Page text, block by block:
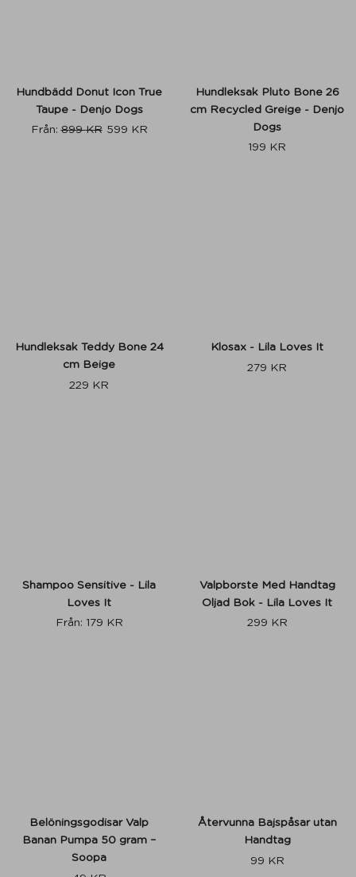
Hundbädd Donut Icon True
Taupe - Denjo Dogs
Från:899KR 599 KR
Hundleksak Pluto Bone 26
cm Recycled Greige - Denjo
Dogs
199 KR
Hundleksak Teddy Bone 24
cm Beige
229 KR
Klosax - Lila Loves It
279 KR
Shampoo Sensitive - Lila
Loves It
Från: 179 KR
Valpborste Med Handtag
Oljad Bok - Lila Loves It
299 KR
Belöningsgodisar Valp
Banan Pumpa 50 gram –
Soopa
Återvunna Bajspåsar utan
Handtag
99 KR